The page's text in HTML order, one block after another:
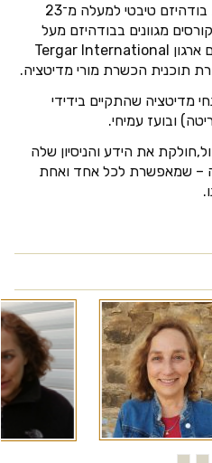
חיה בורנשטיין, מתרגלת ולומדת בודהיזם טיבטי למעלה מ־23
מגוונים בבודהיזם מעל
Tergar International
תוכנית הכשרת מורי מדיטציה.
מדיטציה שהתקיים בידידי
ובועז עמיחי.
את הידע והניסיון שלה
– שמאפשרת לכל אחד ואחת